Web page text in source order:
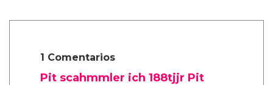
1 Comentarios
Pit scahmmler ich 188tjjr Pit